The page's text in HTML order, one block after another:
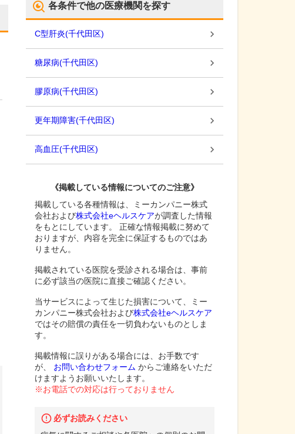
各条件で他の医療機関を探す
C型肝炎(千代田区)
糖尿病(千代田区)
膠原病(千代田区)
更年期障害(千代田区)
高血圧(千代田区)
《掲載している情報についてのご注意》
掲載している各種情報は、ミーカンパニー株式
会社および株式会社eヘルスケアが調査した情報
をもとにしています。 正確な情報掲載に努めて
おりますが、内容を完全に保証するものではあ
りません。
掲載されている医院を受診される場合は、事前
に必ず該当の医院に直接ご確認ください。
当サービスによって生じた損害について、ミー
カンパニー株式会社および株式会社eヘルスケア
ではその賠償の責任を一切負わないものとしま
す。
掲載情報に誤りがある場合には、お手数です
が、
お問い合わせフォーム からご連絡をいただ
けますようお願いいたします。
※お電話での対応は行っておりません
必ずお読みください